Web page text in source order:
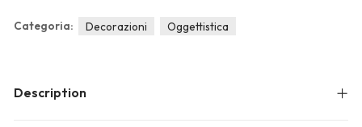
Description
Categoria: Decorazioni Oggettistica